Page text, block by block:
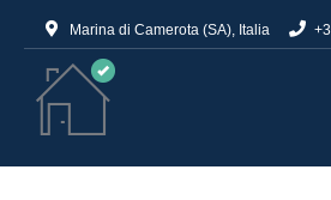
Marina di Camerota (SA), Italia